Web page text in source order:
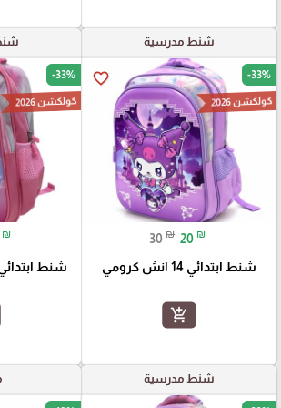
شنط مدرسية
favorite_border -33%
كولكشن 2026
30 ₪ 20 ₪
شنط ابتدائي 14 انش كرومي
add_shopping_cart
-33%
كولكشن 2026
₪
شنط ابتدائي 14 انش
شنط مدرسية